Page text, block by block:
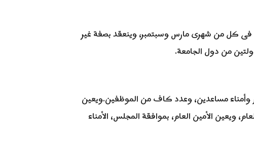
فى كل من شهرى مارس وسبتمبر، وينعقد بصفة غير
من دول الجامعة.
وأمناء مساعدين، وعدد كاف من الموظفين.ويعين
ويعين الأمين العام، بموافقة المجلس، الأمناء